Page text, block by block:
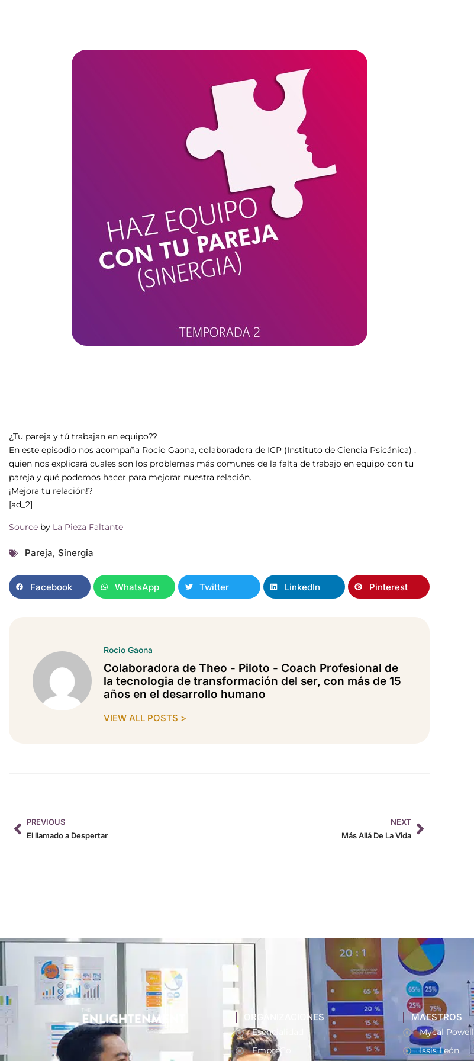
¿Tu pareja y tú trabajan en equipo??
En este episodio nos acompaña Rocio Gaona, colaboradora de ICP (Instituto de Ciencia Psicánica) ,
quien nos explicará cuales son los problemas más comunes de la falta de trabajo en equipo con tu
pareja y qué podemos hacer para mejorar nuestra relación.
¡Mejora tu relación!?
[ad_2]
Source by La Pieza Faltante
Pareja, Sinergia
Facebook WhatsApp Twitter LinkedIn Pinterest
Rocio Gaona
Colaboradora de Theo - Piloto - Coach Profesional de
la tecnologia de transformación del ser, con más de 15
años en el desarrollo humano
VIEW ALL POSTS >
PREVIOUS
El llamado a Despertar
NEXT
Más Allá De La Vida
ORGANIZACIONES
Esencialidad
EmpreCo
MAESTROS
Mycal Powell
Issis León